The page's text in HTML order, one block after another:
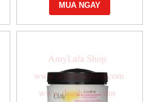
MUA NGAY